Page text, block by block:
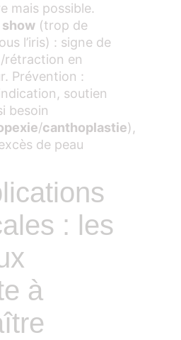
mais possible.
(trop de
l’iris) : signe de
rétraction en
Prévention :
soutien
besoin
/canthoplastie),
de peau
: les
à